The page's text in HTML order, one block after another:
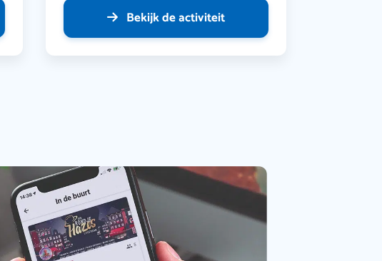
Bekijk de activiteit